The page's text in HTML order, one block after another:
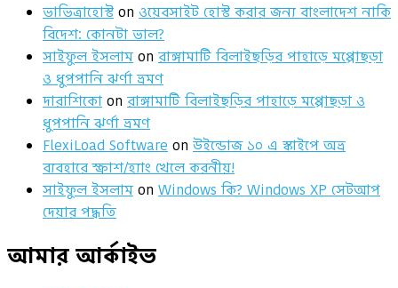
ভাভিত্রাহোস্ট on ওয়েবসাইট হোস্ট করার জন্য বাংলাদেশ নাকি
বিদেশ: কোনটা ভাল?
সাইফুল ইসলাম on রাঙ্গামাটি বিলাইছড়ির পাহাড়ে মপ্পোছড়া
ও ধুপপানি ঝর্ণা ভ্রমণ
দারাশিকো on রাঙ্গামাটি বিলাইছড়ির পাহাড়ে মপ্পোছড়া ও
ধুপপানি ঝর্ণা ভ্রমণ
FlexiLoad Software on উইন্ডোজ ১০ এ স্কাইপে অভ্র
ব্যবহারে স্ক্রাশ/হ্যাং খেলে করনীয়!
সাইফুল ইসলাম on Windows কি? Windows XP সেটআপ
দেয়ার পদ্ধতি
আমার আর্কাইভ